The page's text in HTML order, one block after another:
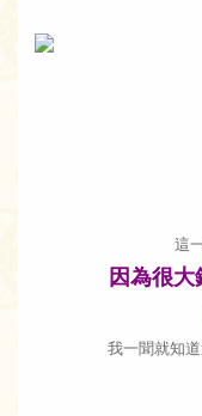
這
因為很
我一聞就知